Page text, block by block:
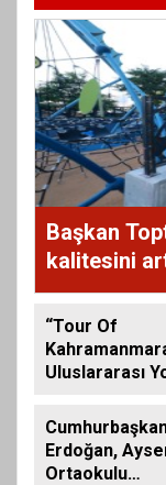
Başkan
kalitesini
“Tour Of
Uluslararası
Tamamlandı
Erdoğan,
Ortaokulu